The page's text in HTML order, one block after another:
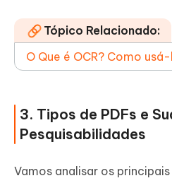
Tópico Relacionado:
O Que é OCR? Como
3. Tipos de PDFs e
Pesquisabilidades
Vamos analisar os